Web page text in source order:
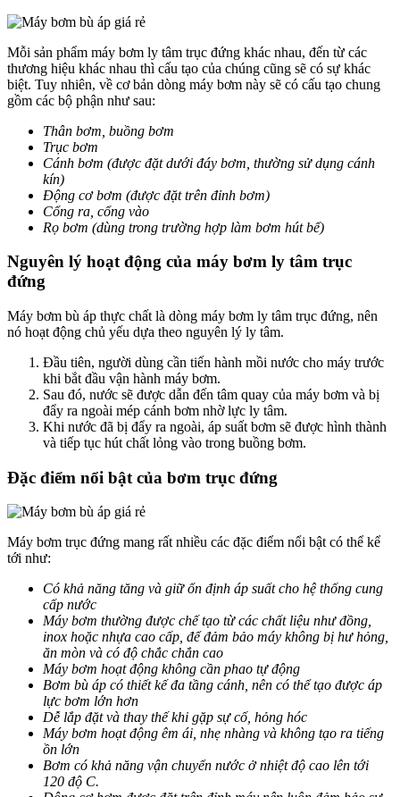
Mỗi sản phẩm máy bơm ly tâm trục đứng khác nhau, đến từ các
thương hiệu khác nhau thì cấu tạo của chúng cũng sẽ có sự khác
biệt. Tuy nhiên, về cơ bản dòng máy bơm này sẽ có cấu tạo chung
gồm các bộ phận như sau:
Thân bơm, buồng bơm
Trục bơm
Cánh bơm (được đặt dưới đáy bơm, thường sử dụng cánh
kín)
Động cơ bơm (được đặt trên đỉnh bơm)
Cổng ra, cổng vào
Rọ bơm (dùng trong trường hợp làm bơm hút bể)
Nguyên lý hoạt động của máy bơm ly tâm trục
đứng
Máy bơm bù áp thực chất là dòng máy bơm ly tâm trục đứng, nên
nó hoạt động chủ yếu dựa theo nguyên lý ly tâm.
Đầu tiên, người dùng cần tiến hành mồi nước cho máy trước
khi bắt đầu vận hành máy bơm.
Sau đó, nước sẽ được dẫn đến tâm quay của máy bơm và bị
đẩy ra ngoài mép cánh bơm nhờ lực ly tâm.
Khi nước đã bị đẩy ra ngoài, áp suất bơm sẽ được hình thành
và tiếp tục hút chất lỏng vào trong buồng bơm.
Đặc điểm nổi bật của bơm trục đứng
Máy bơm trục đứng mang rất nhiều các đặc điểm nổi bật có thể kể
tới như:
Có khả năng tăng và giữ ổn định áp suất cho hệ thống cung
cấp nước
Máy bơm thường được chế tạo từ các chất liệu như đồng,
inox hoặc nhựa cao cấp, để đảm bảo máy không bị hư hỏng,
ăn mòn và có độ chắc chắn cao
Máy bơm hoạt động không cần phao tự động
Bơm bù áp có thiết kế đa tầng cánh, nên có thể tạo được áp
lực bơm lớn hơn
Dễ lắp đặt và thay thế khi gặp sự cố, hỏng hóc
Máy bơm hoạt động êm ái, nhẹ nhàng và không tạo ra tiếng
ồn lớn
Bơm có khả năng vận chuyển nước ở nhiệt độ cao lên tới
120 độ C.